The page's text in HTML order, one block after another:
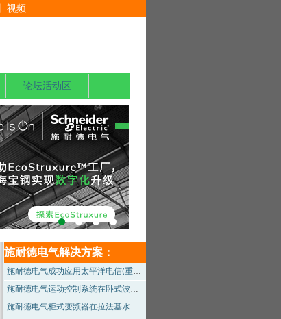
视频
论坛活动区
施耐德电气解决方案：
施耐德电气成功应用太平洋电信(重庆)数据中心
施耐德电气运动控制系统在卧式波纹管成型机中的应用
施耐德电气柜式变频器在拉法基水泥窑主传的应用